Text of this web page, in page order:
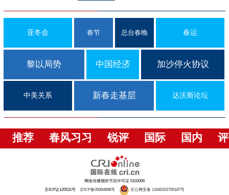
亚冬会 春节 总台春晚 春运
黎以局势 中国经济 加沙停火协议
中美关系 新春走基层 达沃斯论坛
推荐 春风习习 锐评 国际 国内
网络传播视听节目许可证 0102006
京ICP证120531号 京ICP备05064898号 京公网安备 11040102700187号